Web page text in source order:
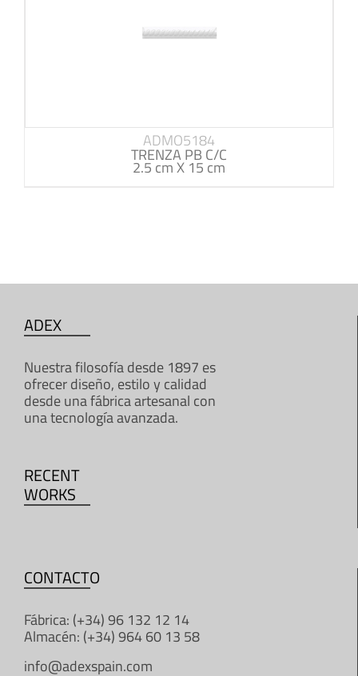
ADMO5184
TRENZA PB C/C
2.5 cm X 15 cm
ADEX
Nuestra filosofía desde 1897 es
ofrecer diseño, estilo y calidad
desde una fábrica artesanal con
una tecnología avanzada.
RECENT
WORKS
CONTACTO
Fábrica: (+34) 96 132 12 14
Almacén: (+34) 964 60 13 58
info@adexspain.com